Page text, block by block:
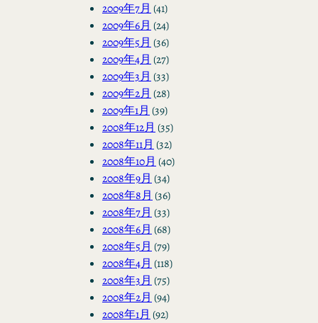
2009年7月 (41)
2009年6月 (24)
2009年5月 (36)
2009年4月 (27)
2009年3月 (33)
2009年2月 (28)
2009年1月 (39)
2008年12月 (35)
2008年11月 (32)
2008年10月 (40)
2008年9月 (34)
2008年8月 (36)
2008年7月 (33)
2008年6月 (68)
2008年5月 (79)
2008年4月 (118)
2008年3月 (75)
2008年2月 (94)
2008年1月 (92)